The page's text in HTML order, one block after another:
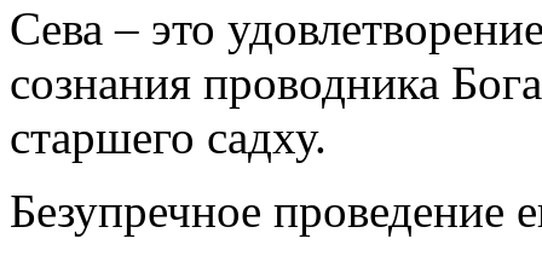
Сева – это
сознания проводника
старшего садху.
Безупречное проведение